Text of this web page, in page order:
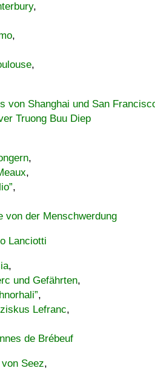
,
,
,
von Shanghai und San
Truong Buu Diep
,
,
,
von der Menschwerdung
Lanciotti
,
und Gefährten,
,
Lefranc,
de Brébeuf
Seez,